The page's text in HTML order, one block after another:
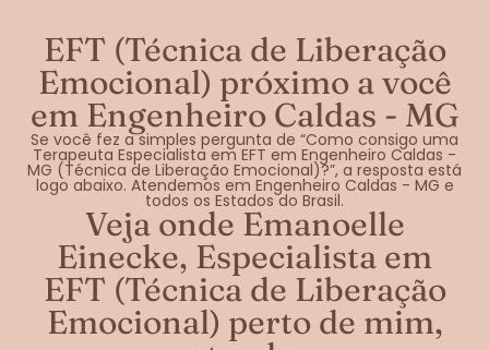
EFT (Técnica de Liberação
Emocional) próximo a você
em Engenheiro Caldas - MG
Se você fez a simples pergunta de “Como consigo uma
Terapeuta Especialista em EFT em Engenheiro Caldas -
MG (Técnica de Liberação Emocional)?”, a resposta está
logo abaixo. Atendemos em Engenheiro Caldas - MG e
todos os Estados do Brasil.
Veja onde Emanoelle
Einecke, Especialista em
EFT (Técnica de Liberação
Emocional) perto de mim,